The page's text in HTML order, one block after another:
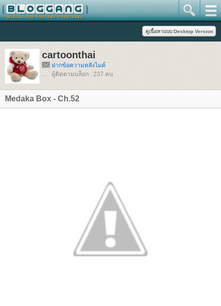
cartoonthai
ฝากข้อความหลังไมค์
ผู้ติดตามบล็อก : 237 คน
Medaka Box - Ch.52